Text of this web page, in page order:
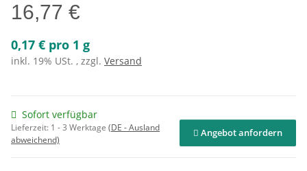
16,77 €
0,17 € pro 1 g
inkl. 19% USt. , zzgl. Versand
Sofort verfügbar
Lieferzeit: 1 - 3 Werktage (DE - Ausland
abweichend)
Angebot anfordern